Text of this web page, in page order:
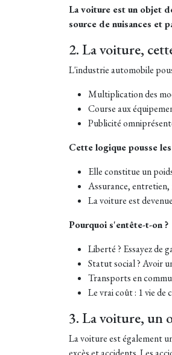
La voiture est un objet
source de nuisances et
2. La voiture,
L'industrie automobile
Multiplication des
Course aux
Publicité
Cette logique pousse
Elle constitue un
Assurance,
La voiture est
Pourquoi s'entête-t-on ?
Liberté ? Essayez de
Statut social ? Avoir
Transports en
Le vrai coût : 1 vie
3. La voiture, un
La voiture est également